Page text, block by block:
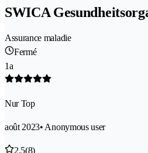
SWICA
Assurance maladie
Fermé
1a
Nur Top
août 2023• Anonymous user
2.5(8)